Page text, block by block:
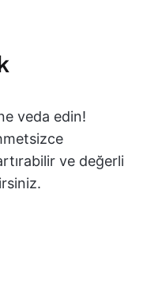
veda edin!
ve değerli